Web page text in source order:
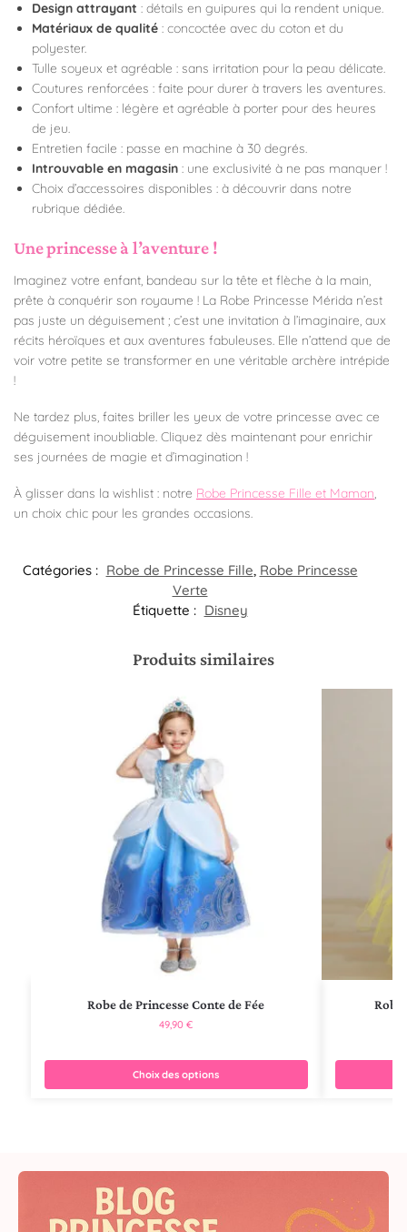
Design attrayant : détails en guipures qui la rendent unique.
Matériaux de qualité : concoctée avec du coton et du
polyester.
Tulle soyeux et agréable : sans irritation pour la peau délicate.
Coutures renforcées : faite pour durer à travers les aventures.
Confort ultime : légère et agréable à porter pour des heures
de jeu.
Entretien facile : passe en machine à 30 degrés.
Introuvable en magasin : une exclusivité à ne pas manquer !
Choix d’accessoires disponibles : à découvrir dans notre
rubrique dédiée.
Une princesse à l’aventure !
Imaginez votre enfant, bandeau sur la tête et flèche à la main,
prête à conquérir son royaume ! La Robe Princesse Mérida n’est
pas juste un déguisement ; c’est une invitation à l’imaginaire, aux
récits héroïques et aux aventures fabuleuses. Elle n’attend que de
voir votre petite se transformer en une véritable archère intrépide
!
Ne tardez plus, faites briller les yeux de votre princesse avec ce
déguisement inoubliable. Cliquez dès maintenant pour enrichir
ses journées de magie et d’imagination !
À glisser dans la wishlist : notre Robe Princesse Fille et Maman,
un choix chic pour les grandes occasions.
Catégories : Robe de Princesse Fille, Robe Princesse
Verte
Étiquette : Disney
Produits similaires
Robe de Princesse Conte de Fée
49,90€
Choix des options
Robe